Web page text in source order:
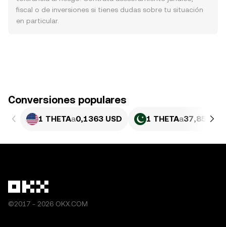
fiscal o de inversiones si tienes dudas sobre tu situación
en particular.
Conversiones populares
1 THETAa0,1363 USD 1 THETAa37,85 PKR
©2017 - 2026 OKX.COM